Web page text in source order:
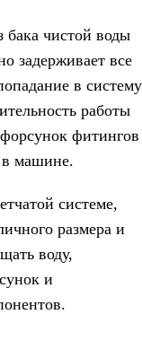
бака чистой воды
задерживает все
в систему
работы
фитингов
в машине.
системе,
размера и
воду,
и